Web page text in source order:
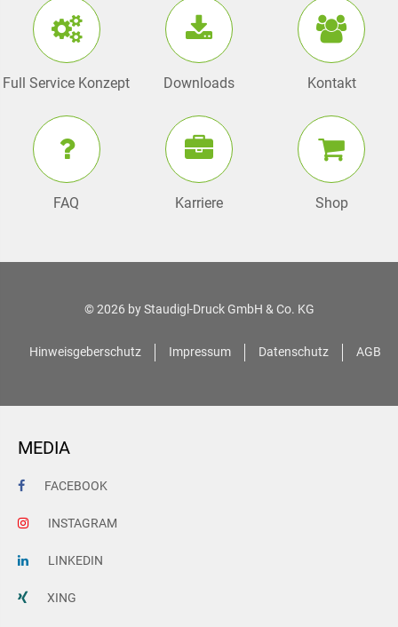
Full Service Konzept Downloads Kontakt
FAQ Karriere Shop
© 2026 byStaudigl-Druck GmbH & Co. KG
Hinweisgeberschutz Impressum Datenschutz AGB
MEDIA
FACEBOOK
INSTAGRAM
LINKEDIN
XING